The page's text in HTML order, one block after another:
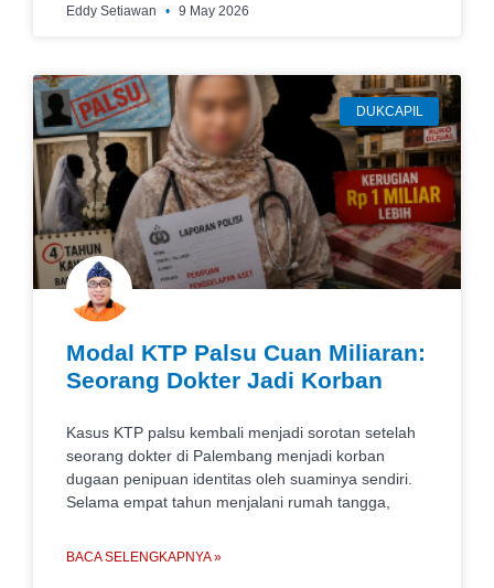
Eddy Setiawan 9 May 2026
DUKCAPIL
Modal KTP Palsu Cuan Miliaran:
Seorang Dokter Jadi Korban
Kasus KTP palsu kembali menjadi sorotan setelah
seorang dokter di Palembang menjadi korban
dugaan penipuan identitas oleh suaminya sendiri.
Selama empat tahun menjalani rumah tangga,
BACA SELENGKAPNYA »